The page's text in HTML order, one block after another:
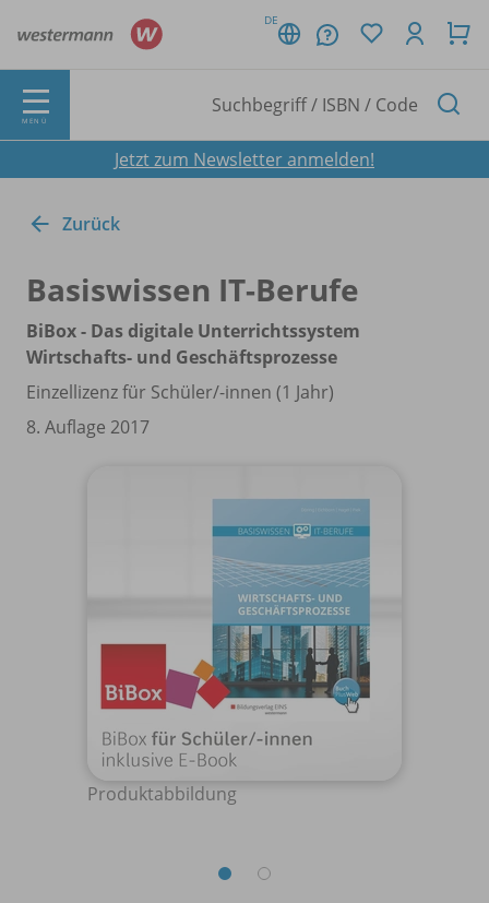
DE
MENÜ
Jetzt zum Newsletter anmelden!
Zurück
Basiswissen IT-Berufe
BiBox - Das digitale Unterrichtssystem
Wirtschafts- und Geschäftsprozesse
Einzellizenz für Schüler/-innen (1 Jahr)
8. Auflage 2017
Produktabbildung